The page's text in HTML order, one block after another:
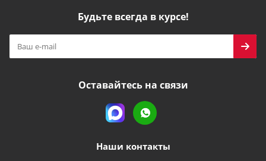
Будьте всегда в курсе!
Оставайтесь на связи
Наши контакты